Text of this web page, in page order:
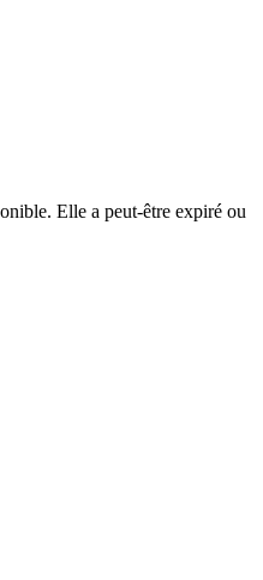
Elle a peut-être expiré ou